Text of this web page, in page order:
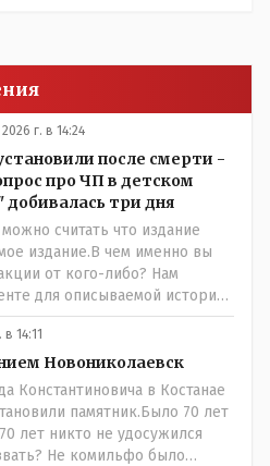
г. в 14:24
после смерти -
про ЧП в детском
три дня
считать что издание
издание.В чем именно вы
от кого-либо? Нам
для описываемой истории.
бы дополнительным
от любого читателя.
не будет. Но мы будем
информацию. А
выяснятся новые
14:11
Новониколаевск
Константиновича в Костанае
памятник.Было 70 лет
лет никто не удосужился
Не комильфо было